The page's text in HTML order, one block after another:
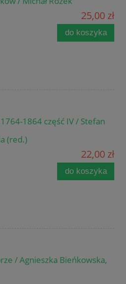
25,00 zł
do koszyka
1864 część IV / Stefan
(red.)
22,00 zł
do koszyka
/ Agnieszka Bieńkowska,